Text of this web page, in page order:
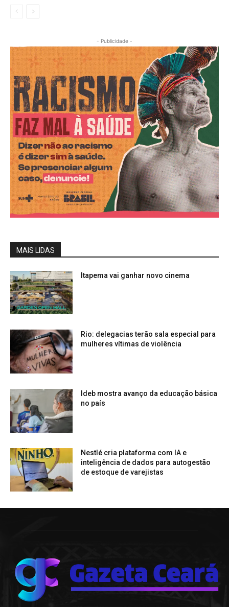
- Publicidade -
MAIS LIDAS
Itapema vai ganhar novo cinema
Rio: delegacias terão sala especial para
mulheres vítimas de violência
Ideb mostra avanço da educação básica
no país
Nestlé cria plataforma com IA e
inteligência de dados para autogestão
de estoque de varejistas